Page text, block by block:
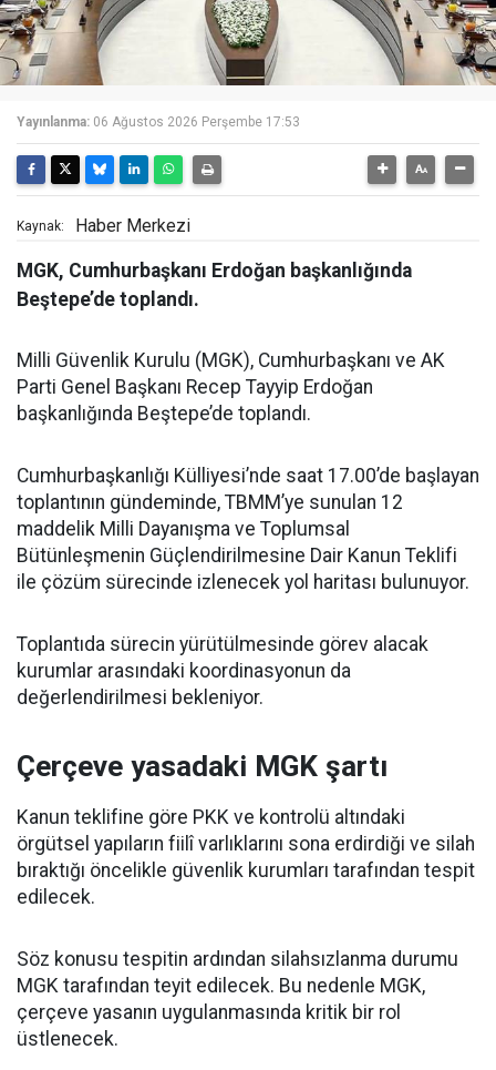
Yayınlanma: 06 Ağustos 2026 Perşembe 17:53
Kaynak: Haber Merkezi
MGK, Cumhurbaşkanı Erdoğan başkanlığında
Beştepe’de toplandı.
Milli Güvenlik Kurulu (MGK), Cumhurbaşkanı ve AK
Parti Genel Başkanı Recep Tayyip Erdoğan
başkanlığında Beştepe’de toplandı.
Cumhurbaşkanlığı Külliyesi’nde saat 17.00’de başlayan
toplantının gündeminde, TBMM’ye sunulan 12
maddelik Milli Dayanışma ve Toplumsal
Bütünleşmenin Güçlendirilmesine Dair Kanun Teklifi
ile çözüm sürecinde izlenecek yol haritası bulunuyor.
Toplantıda sürecin yürütülmesinde görev alacak
kurumlar arasındaki koordinasyonun da
değerlendirilmesi bekleniyor.
Çerçeve yasadaki MGK şartı
Kanun teklifine göre PKK ve kontrolü altındaki
örgütsel yapıların fiilî varlıklarını sona erdirdiği ve silah
bıraktığı öncelikle güvenlik kurumları tarafından tespit
edilecek.
Söz konusu tespitin ardından silahsızlanma durumu
MGK tarafından teyit edilecek. Bu nedenle MGK,
çerçeve yasanın uygulanmasında kritik bir rol
üstlenecek.